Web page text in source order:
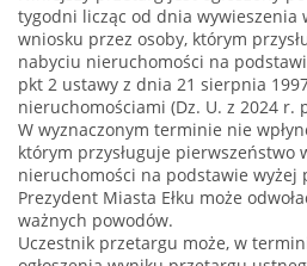
tygodni licząc od dnia wywieszenia
wniosku przez osoby, którym
nabyciu nieruchomości na
pkt 2 ustawy z dnia 21 sierpnia
nieruchomościami (Dz. U. z 2024 r.
W wyznaczonym terminie nie
którym przysługuje pierwszeństwo
nieruchomości na podstawie wyżej
Prezydent Miasta Ełku może
ważnych powodów.
Uczestnik przetargu może, w